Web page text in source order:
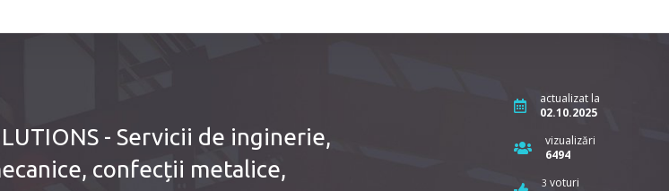
- Servicii de inginerie,
confecții metalice,
actualizat la
02.10.2025
vizualizări
6494
3 voturi